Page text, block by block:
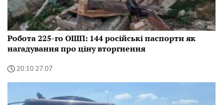
Робота 225-го ОШП: 144 російські паспорти як
нагадування про ціну вторгнення
20:10 27.07